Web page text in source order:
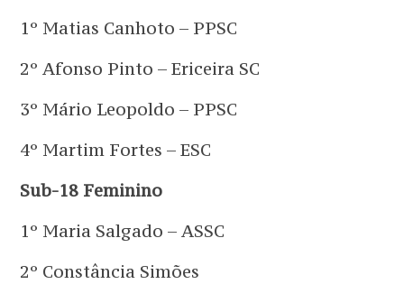
1º Matias Canhoto – PPSC
2º Afonso Pinto – Ericeira SC
3º Mário Leopoldo – PPSC
4º Martim Fortes – ESC
Sub-18 Feminino
1º Maria Salgado – ASSC
2º Constância Simões